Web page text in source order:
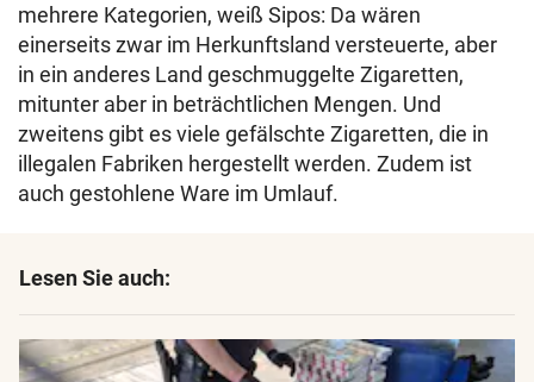
mehrere Kategorien, weiß Sipos: Da wären
einerseits zwar im Herkunftsland versteuerte, aber
in ein anderes Land geschmuggelte Zigaretten,
mitunter aber in beträchtlichen Mengen. Und
zweitens gibt es viele gefälschte Zigaretten, die in
illegalen Fabriken hergestellt werden. Zudem ist
auch gestohlene Ware im Umlauf.
Lesen Sie auch: